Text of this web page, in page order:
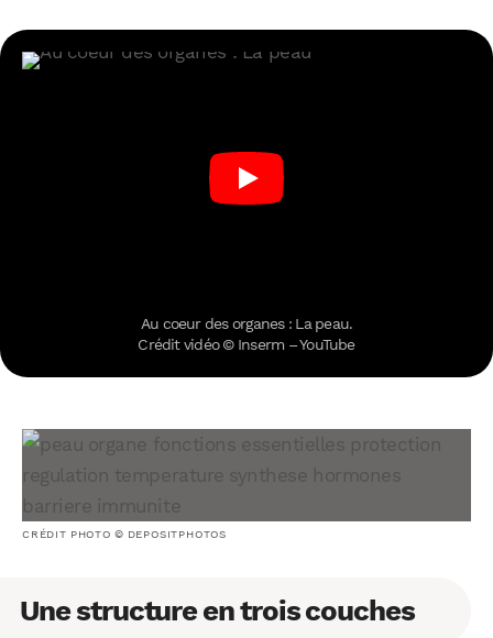
Au coeur des organes : La peau.
Crédit vidéo © Inserm – YouTube
CRÉDIT PHOTO © DEPOSITPHOTOS
Une structure en trois couches